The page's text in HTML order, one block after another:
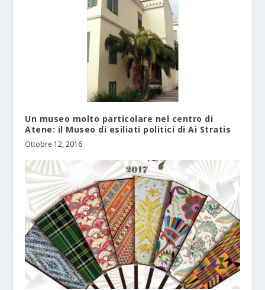
Un museo molto particolare nel centro di
Atene: il Museo di esiliati politici di Ai Stratis
Ottobre 12, 2016